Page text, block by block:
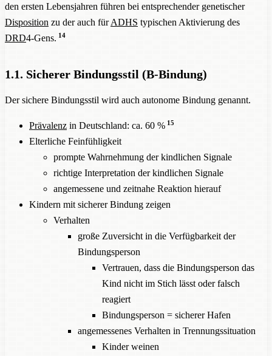
den ersten Lebensjahren führen bei entsprechender genetischer
Disposition zu der auch fürADHS typischen Aktivierung des
DRD4-Gens. 14
1.1. Sicherer Bindungsstil (B-Bindung)
Der sichere Bindungsstil wird auch autonome Bindung genannt.
Prävalenz in Deutschland: ca. 60 % 15
Elterliche Feinfühligkeit
prompte Wahrnehmung der kindlichen Signale
richtige Interpretation der kindlichen Signale
angemessene und zeitnahe Reaktion hierauf
Kindern mit sicherer Bindung zeigen
Verhalten
große Zuversicht in die Verfügbarkeit der
Bindungsperson
Vertrauen, dass die Bindungsperson das
Kind nicht im Stich lässt oder falsch
reagiert
Bindungsperson = sicherer Hafen
angemessenes Verhalten in Trennungssituation
Kinder weinen